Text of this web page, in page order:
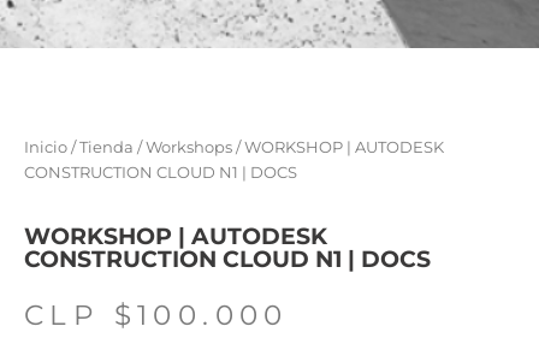
Inicio /Tienda /Workshops / WORKSHOP | AUTODESK
CONSTRUCTION CLOUD N1 | DOCS
WORKSHOP | AUTODESK
CONSTRUCTION CLOUD N1 | DOCS
CLP $ 100.000